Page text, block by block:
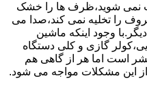
شوید،ظرف ها را خشک
را تخلیه نمی کند،صدا می
وجود اینکه ماشین
گازی و کلی دستگاه
است اما هر از گاهی هم
از این مشکلات مواجه می شود.